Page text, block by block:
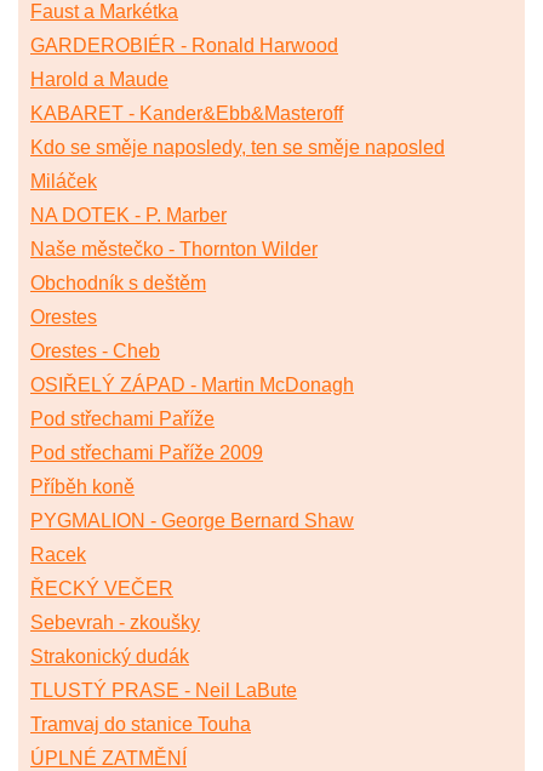
Faust a Markétka
GARDEROBIÉR - Ronald Harwood
Harold a Maude
KABARET - Kander&Ebb&Masteroff
Kdo se směje naposledy, ten se směje naposled
Miláček
NA DOTEK - P. Marber
Naše městečko - Thornton Wilder
Obchodník s deštěm
Orestes
Orestes - Cheb
OSIŘELÝ ZÁPAD - Martin McDonagh
Pod střechami Paříže
Pod střechami Paříže 2009
Příběh koně
PYGMALION - George Bernard Shaw
Racek
ŘECKÝ VEČER
Sebevrah - zkoušky
Strakonický dudák
TLUSTÝ PRASE - Neil LaBute
Tramvaj do stanice Touha
ÚPLNÉ ZATMĚNÍ